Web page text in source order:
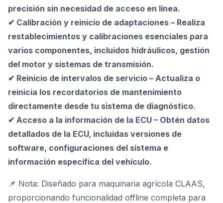
precisión sin necesidad de acceso en línea.
✔ Calibración y reinicio de adaptaciones – Realiza
restablecimientos y calibraciones esenciales para
varios componentes, incluidos hidráulicos, gestión
del motor y sistemas de transmisión.
✔ Reinicio de intervalos de servicio – Actualiza o
reinicia los recordatorios de mantenimiento
directamente desde tu sistema de diagnóstico.
✔ Acceso a la información de la ECU – Obtén datos
detallados de la ECU, incluidas versiones de
software, configuraciones del sistema e
información específica del vehículo.
📌 Nota: Diseñado para maquinaria agrícola CLAAS,
proporcionando funcionalidad offline completa para